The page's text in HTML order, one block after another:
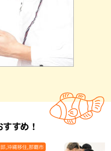
すめ！
,沖縄移住,那覇市